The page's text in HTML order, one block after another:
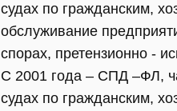
судах по гражданским,
обслуживание
спорах, претензионно -
С 2001 года – СПД –ФЛ,
судах по гражданским,